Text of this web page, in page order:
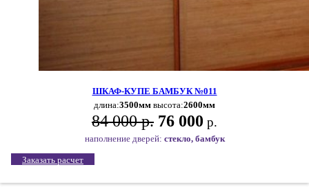
ШКАФ-КУПЕ БАМБУК №011
длина:3500мм высота:2600мм
84 000 р. 76 000 р.
наполнение дверей: стекло, бамбук
Заказать расчет